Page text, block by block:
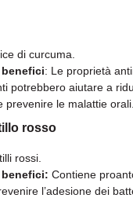
di curcuma.
: Le proprietà
potrebbero aiutare a
prevenire le malattie orali.
rosso
rossi.
Contiene
l’adesione dei